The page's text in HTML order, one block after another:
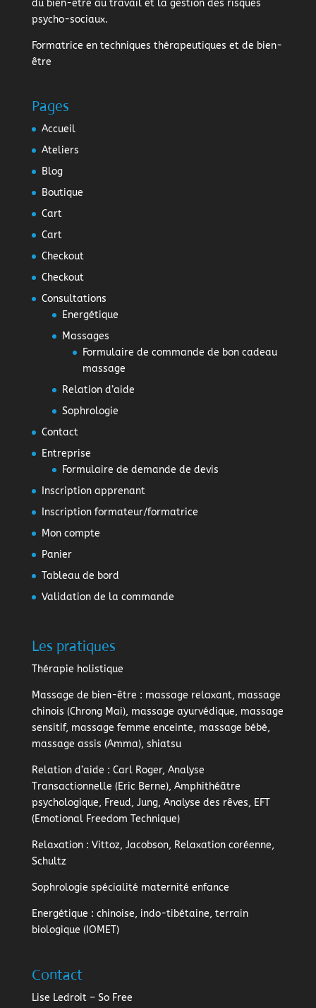
du bien-être au travail et la gestion des risques
psycho-sociaux.
Formatrice en techniques thérapeutiques et de bien-
être
Pages
Accueil
Ateliers
Blog
Boutique
Cart
Cart
Checkout
Checkout
Consultations
Energétique
Massages
Formulaire de commande de bon cadeau
massage
Relation d’aide
Sophrologie
Contact
Entreprise
Formulaire de demande de devis
Inscription apprenant
Inscription formateur/formatrice
Mon compte
Panier
Tableau de bord
Validation de la commande
Les pratiques
Thérapie holistique
Massage de bien-être : massage relaxant, massage
chinois (Chrong Mai), massage ayurvédique, massage
sensitif, massage femme enceinte, massage bébé,
massage assis (Amma), shiatsu
Relation d’aide : Carl Roger, Analyse
Transactionnelle (Eric Berne), Amphithéâtre
psychologique, Freud, Jung, Analyse des rêves, EFT
(Emotional Freedom Technique)
Relaxation: Vittoz, Jacobson, Relaxation coréenne,
Schultz
Sophrologie spécialité maternité enfance
Energétique : chinoise, indo-tibétaine, terrain
biologique (IOMET)
Contact
Lise Ledroit – So Free